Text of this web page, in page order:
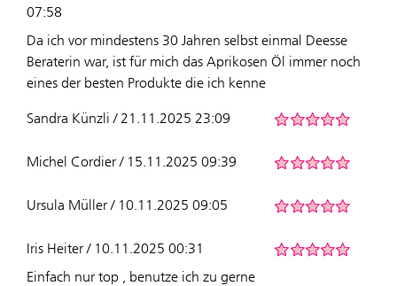
07:58
Da ich vor mindestens 30 Jahren selbst einmal Deesse
Beraterin war, ist für mich das Aprikosen Öl immer noch
eines der besten Produkte die ich kenne
Sandra Künzli / 21.11.2025 23:09
Michel Cordier / 15.11.2025 09:39
Ursula Müller / 10.11.2025 09:05
Iris Heiter / 10.11.2025 00:31
Einfach nur top , benutze ich zu gerne